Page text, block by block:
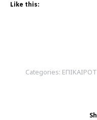
Like this:
Categories: